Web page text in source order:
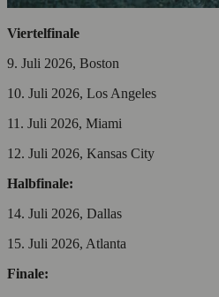
Viertelfinale
9. Juli 2026, Boston
10. Juli 2026, Los Angeles
11. Juli 2026, Miami
12. Juli 2026, Kansas City
Halbfinale:
14. Juli 2026, Dallas
15. Juli 2026, Atlanta
Finale: